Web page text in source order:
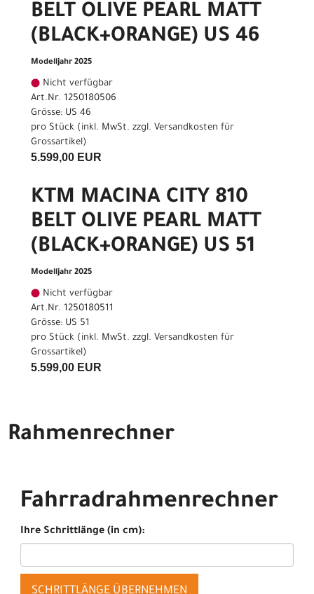
BELT OLIVE PEARL MATT
(BLACK+ORANGE) US 46
Modelljahr 2025
Nicht verfügbar
Art.Nr. 1250180506
Grösse: US 46
pro Stück (inkl. MwSt. zzgl. Versandkosten für
Grossartikel)
5.599,00 EUR
KTM MACINA CITY 810
BELT OLIVE PEARL MATT
(BLACK+ORANGE) US 51
Modelljahr 2025
Nicht verfügbar
Art.Nr. 1250180511
Grösse: US 51
pro Stück (inkl. MwSt. zzgl. Versandkosten für
Grossartikel)
5.599,00 EUR
Rahmenrechner
Fahrradrahmenrechner
Ihre Schrittlänge (in cm):
SCHRITTLÄNGE ÜBERNEHMEN